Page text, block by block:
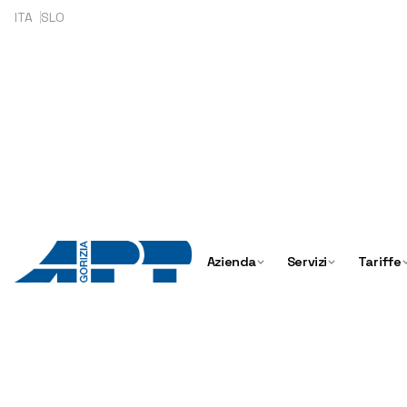
Skip
ITA SLO
Azienda Servizi Tariffe